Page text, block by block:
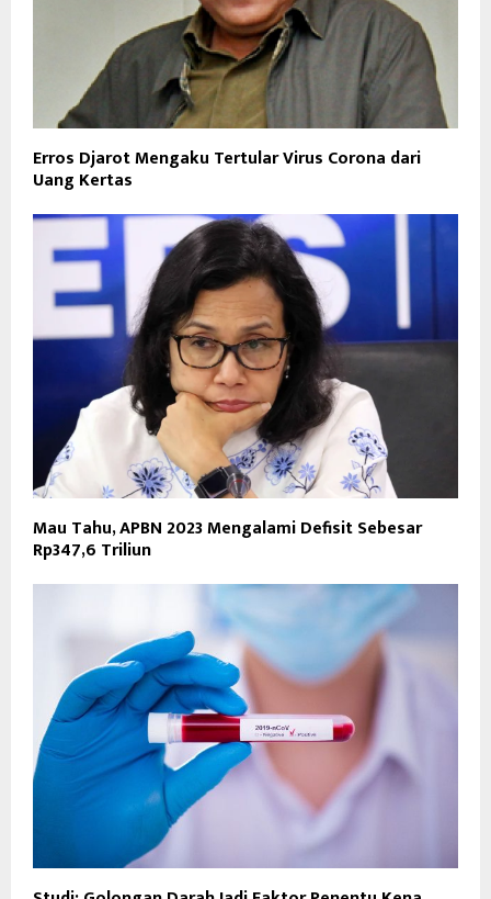
Erros Djarot Mengaku Tertular Virus Corona dari
Uang Kertas
Mau Tahu, APBN 2023 Mengalami Defisit Sebesar
Rp347,6 Triliun